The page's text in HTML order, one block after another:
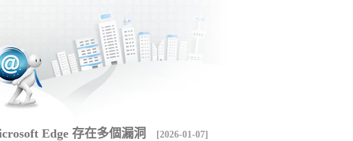
Edge 存在多個漏洞 [2026-01-07]